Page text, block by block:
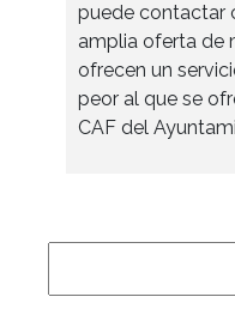
puede contactar
amplia oferta de
ofrecen un
peor al que se
CAF del